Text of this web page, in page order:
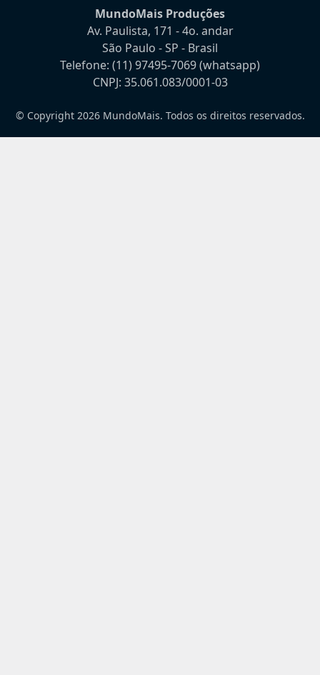
MundoMais Produções
Av. Paulista, 171 - 4o. andar
São Paulo - SP - Brasil
Telefone: (11) 97495-7069(whatsapp)
CNPJ: 35.061.083/0001-03
© Copyright 2026 MundoMais. Todos os direitos reservados.